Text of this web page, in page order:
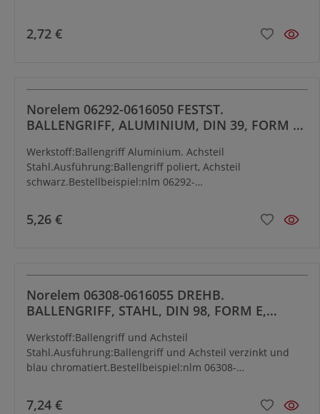
2,72 €
Norelem 06292-0616050 FESTST.
BALLENGRIFF, ALUMINIUM, DIN 39, FORM E,
Werkstoff:Ballengriff Aluminium. Achsteil
Stahl.Ausführung:Ballengriff poliert, Achsteil
schwarz.Bestellbeispiel:nlm 06292-
950.
5,26 €
Norelem 06308-0616055 DREHB.
BALLENGRIFF, STAHL, DIN 98, FORM E,
Werkstoff:Ballengriff und Achsteil
Stahl.Ausführung:Ballengriff und Achsteil verzinkt und
blau chromatiert.Bestellbeispiel:nlm 06308-
950.
7,24 €